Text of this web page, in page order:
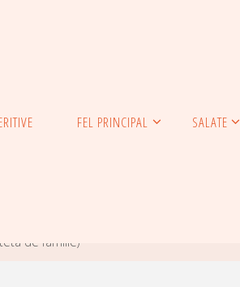
FEL PRINCIPAL SALATE
de familie)